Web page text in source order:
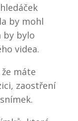
by mohl
by bylo
videa.
máte
zaostření